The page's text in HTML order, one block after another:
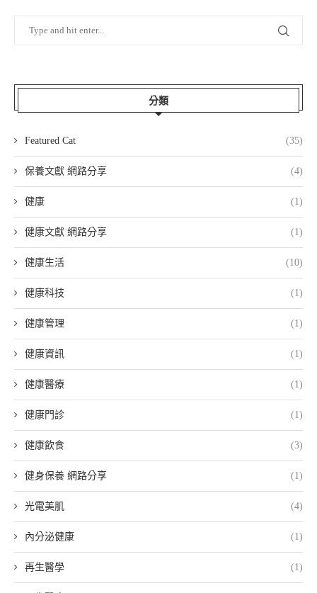
分類
Featured Cat (35)
保養文獻 網路分享 (4)
健康 (1)
健康文獻 網路分享 (1)
健康生活 (10)
健康科技 (1)
健康管理 (1)
健康資訊 (1)
健康醫療 (1)
健康門診 (1)
健康飲食 (3)
健身保養 網路分享 (1)
光電美肌 (4)
內分泌健康 (1)
再生醫學 (1)